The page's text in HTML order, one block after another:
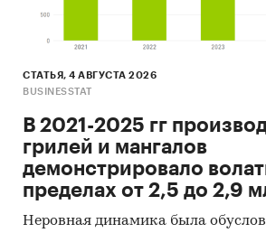
СТАТЬЯ, 4 АВГУСТА 2026
BUSINESSTAT
В 2021-2025 гг
грилей и мангалов
демонстрировало
пределах от 2,5 до 2,9
Неровная динамика была